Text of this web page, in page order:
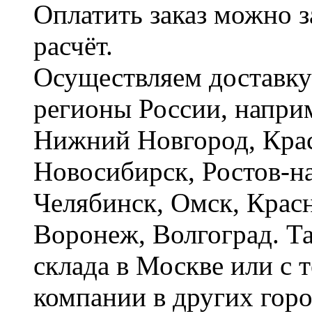
Оплатить заказ можно
расчёт.
Осуществляем
регионы России,
Нижний Новгород,
Новосибирск, Ростов-
Челябинск, Омск,
Воронеж, Волгоград.
склада в Москве или с
компании в других